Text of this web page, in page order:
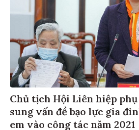
Chủ tịch Hội Liên hiệp phụ
sung vấn đề bạo lực gia
em vào công tác năm 2021